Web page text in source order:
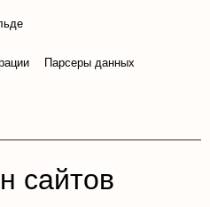
Парсеры данных
сайтов